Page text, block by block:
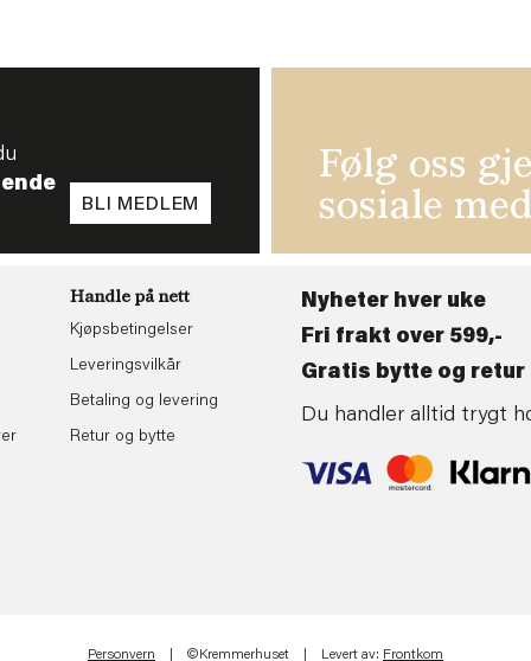
BLI MEDLEM
Følg oss
sosiale
Handle på nett
Kjøpsbetingelser
Leveringsvilkår
Betaling og levering
Retur og bytte
Nyheter hver uke
Fri frakt over 599,-
Gratis bytte og
Du handler alltid trygt
Personvern | ©Kremmerhuset | Levert av: Frontkom